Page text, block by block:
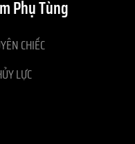
Phụ Tùng
CHIẾC
LỰC